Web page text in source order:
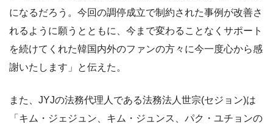
になるだろう。今回の調停成立で制約された事例が改善さ
れるように願うとともに、今まで変わることなくサポート
を続けてくれた韓国内外のファンの方々に今一度心から感
謝いたします」と伝えた。
また、JYJの法務代理人である法務法人世宗(セジョン)は
「キム・ジェジュン、キム・ジュンス、パク・ユチョンの